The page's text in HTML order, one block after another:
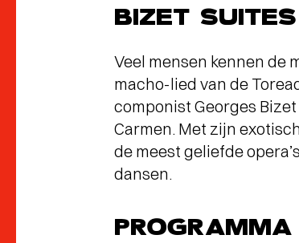
BIZET
Veel mensen kennen de
macho-lied van de
componist Georges
Carmen. Met zijn
de meest geliefde
dansen.
PROGRAMMA